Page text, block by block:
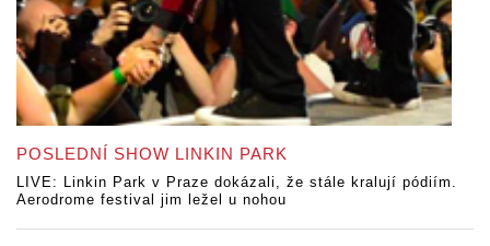
POSLEDNÍ SHOW LINKIN PARK
LIVE: Linkin Park v Praze dokázali, že stále kralují pódiím.
Aerodrome festival jim ležel u nohou